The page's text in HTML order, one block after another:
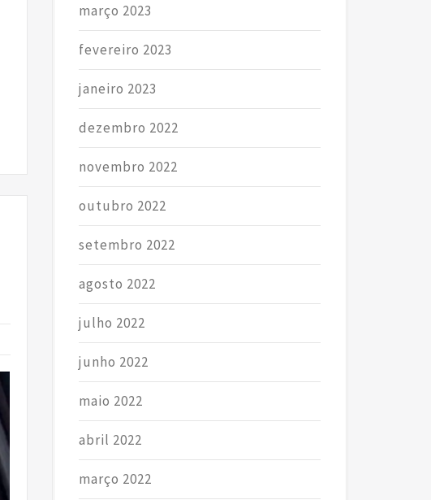
março 2023
fevereiro 2023
janeiro 2023
dezembro 2022
novembro 2022
outubro 2022
setembro 2022
agosto 2022
julho 2022
junho 2022
maio 2022
abril 2022
março 2022